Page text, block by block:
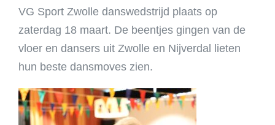
VG Sport Zwolle danswedstrijd plaats op
zaterdag 18 maart. De beentjes gingen van de
vloer en dansers uit Zwolle en Nijverdal lieten
hun beste dansmoves zien.